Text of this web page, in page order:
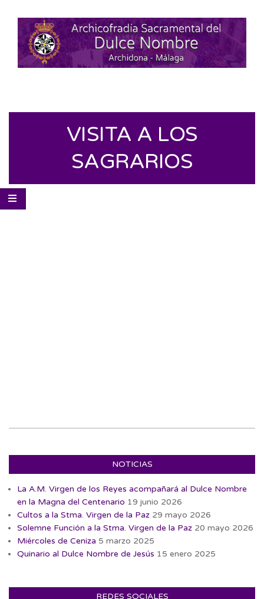
VISITA A LOS
SAGRARIOS
NOTICIAS
La A.M. Virgen de los Reyes acompañará al Dulce Nombre
en la Magna del Centenario 19 junio 2026
Cultos a la Stma. Virgen de la Paz 29 mayo 2026
Solemne Función a la Stma. Virgen de la Paz 20 mayo 2026
Miércoles de Ceniza 5 marzo 2025
Quinario al Dulce Nombre de Jesús 15 enero 2025
REDES SOCIALES